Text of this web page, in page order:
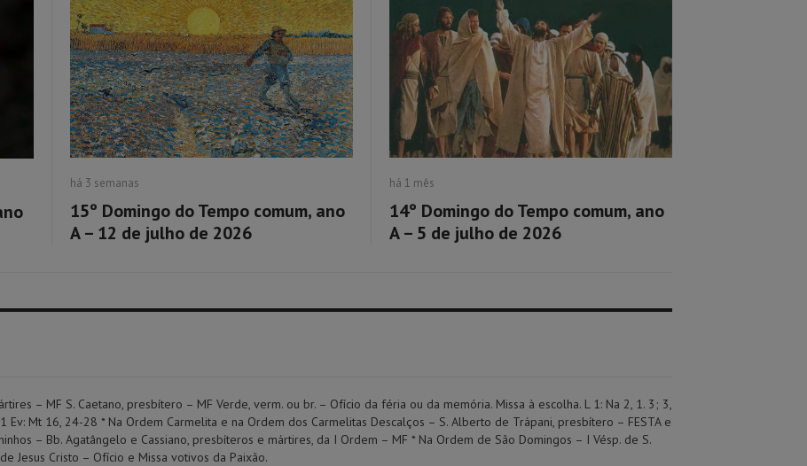
há 3 semanas
15º Domingo do Tempo comum, ano
A – 12 de julho de 2026
há 1 mês
14º Domingo do Tempo comum, ano
A – 5 de julho de 2026
– MF S. Caetano, presbítero – MF Verde, verm. ou br. – Ofício da féria ou da memória. Missa à escolha. L 1: Na 2, 1. 3; 3,
Ev: Mt 16, 24-28 * Na Ordem Carmelita e na Ordem dos Carmelitas Descalços – S. Alberto de Trápani, presbítero – FESTA e
– Bb. Agatângelo e Cassiano, presbíteros e mártires, da I Ordem – MF * Na Ordem de São Domingos – I Vésp. de S.
Jesus Cristo – Ofício e Missa votivos da Paixão.